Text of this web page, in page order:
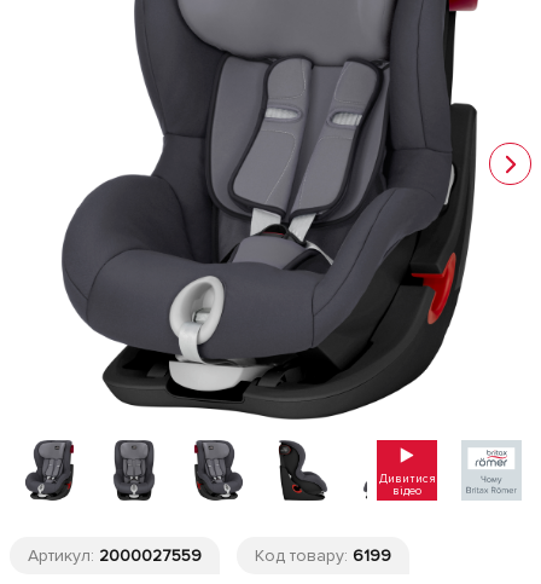
Дивитися
відео
Артикул: 2000027559 Код товару: 6199